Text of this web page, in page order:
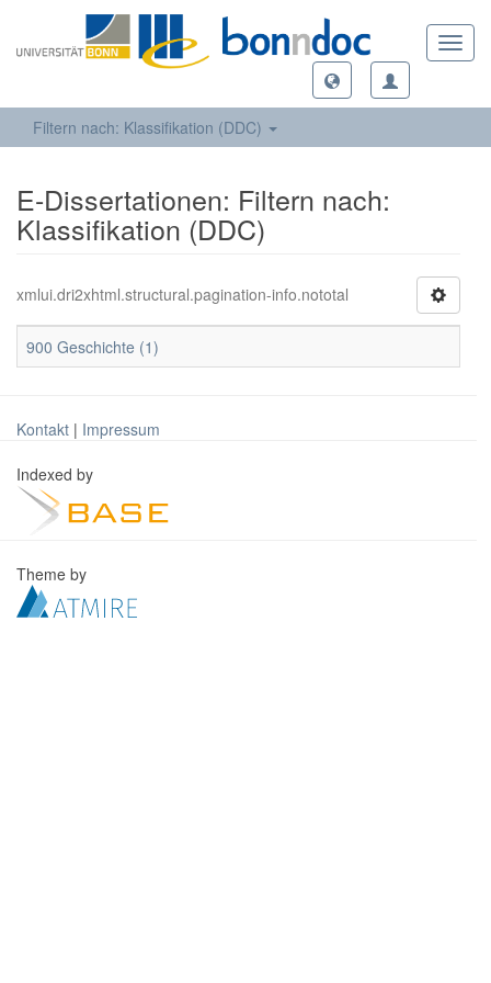
Filtern nach: Klassifikation (DDC)
E-Dissertationen: Filtern nach:
Klassifikation (DDC)
xmlui.dri2xhtml.structural.pagination-info.nototal
900 Geschichte (1)
Kontakt | Impressum
Indexed by
Theme by